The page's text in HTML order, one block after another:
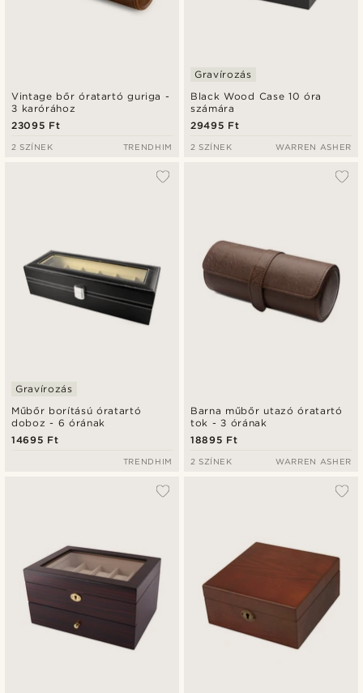
Vintage bőr óratartó guriga -
3 karórához
23095 Ft
2 SZÍNEK TRENDHIM
Black Wood Case 10 óra
számára
Gravírozás
29495 Ft
2 SZÍNEK WARREN ASHER
Műbőr borítású óratartó
doboz - 6 órának
Gravírozás
14695 Ft
TRENDHIM
Barna műbőr utazó óratartó
tok - 3 órának
18895 Ft
2 SZÍNEK WARREN ASHER